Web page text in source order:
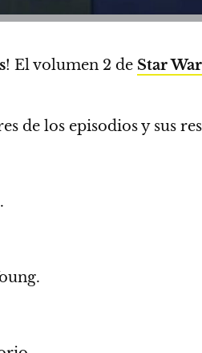
! El volumen 2 de Star
de los episodios y sus